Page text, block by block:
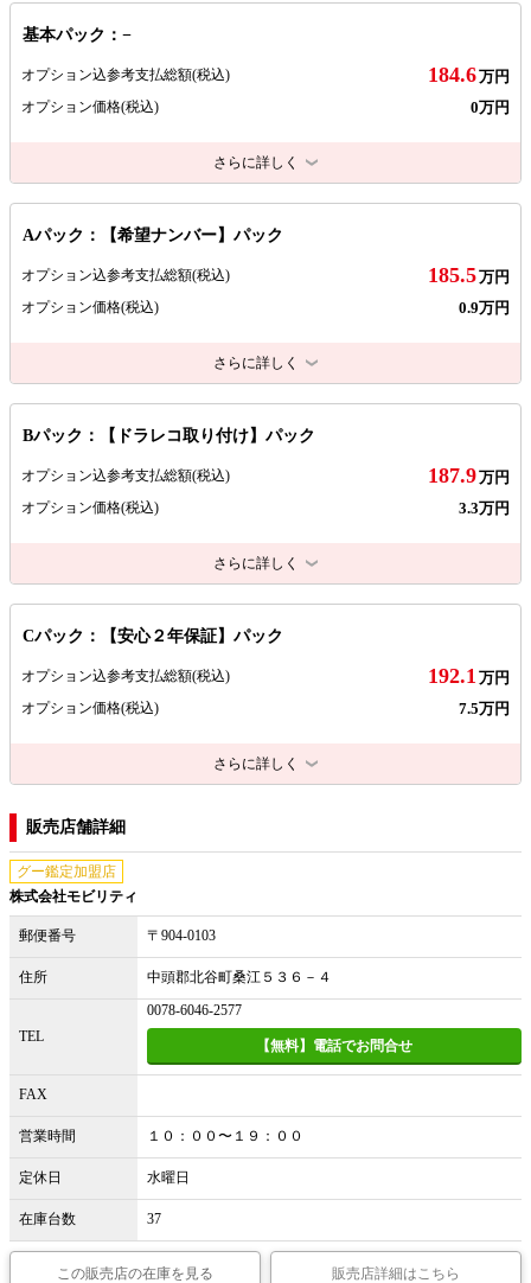
基本パック：−
オプション込参考支払総額(税込) 184.6万円
オプション価格(税込) 0万円
さらに詳しく
Aパック：【希望ナンバー】パック
オプション込参考支払総額(税込) 185.5万円
オプション価格(税込) 0.9万円
さらに詳しく
Bパック：【ドラレコ取り付け】パック
オプション込参考支払総額(税込) 187.9万円
オプション価格(税込) 3.3万円
さらに詳しく
Cパック：【安心２年保証】パック
オプション込参考支払総額(税込) 192.1 万円
オプション価格(税込) 7.5万円
さらに詳しく
販売店舗詳細
グー鑑定加盟店
株式会社モビリティ
郵便番号 〒904-0103
住所 中頭郡北谷町桑江５３６－４
TEL
0078-6046-2577
【無料】電話でお問合せ
FAX
営業時間 １０：００〜１９：００
定休日 水曜日
在庫台数 37
この販売店の在庫を見る 販売店詳細はこちら